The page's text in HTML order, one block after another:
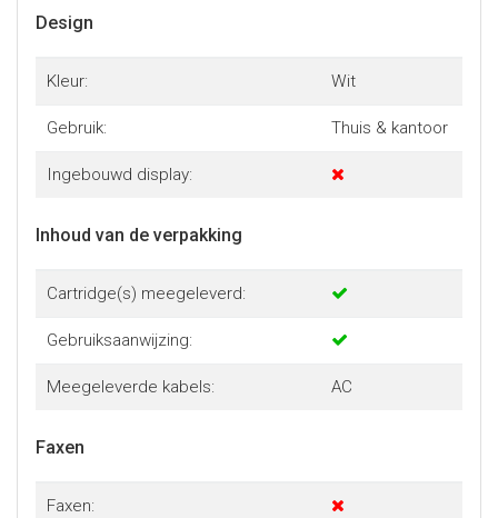
Design
Kleur: Wit
Gebruik: Thuis & kantoor
Ingebouwd display:
Inhoud van de verpakking
Cartridge(s) meegeleverd:
Gebruiksaanwijzing:
Meegeleverde kabels: AC
Faxen
Faxen: